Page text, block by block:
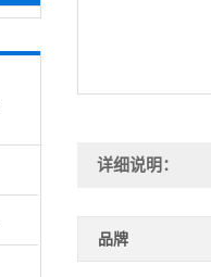
详细说明：
品牌